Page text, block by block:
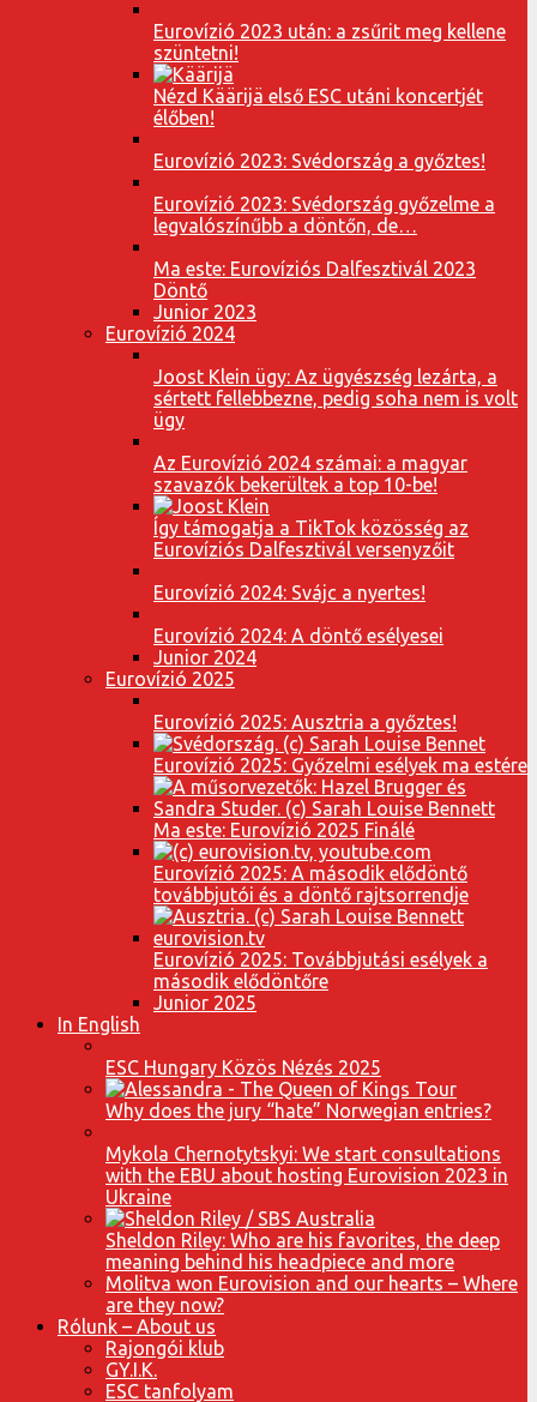
Eurovízió 2023 után: a zsűrit meg kellene
szüntetni!
Nézd Käärijä első ESC utáni koncertjét
élőben!
Eurovízió 2023: Svédország a győztes!
Eurovízió 2023: Svédország győzelme a
legvalószínűbb a döntőn, de…
Ma este: Eurovíziós Dalfesztivál 2023
Döntő
Junior 2023
Eurovízió 2024
Joost Klein ügy: Az ügyészség lezárta, a
sértett fellebbezne, pedig soha nem is volt
ügy
Az Eurovízió 2024 számai: a magyar
szavazók bekerültek a top 10-be!
Így támogatja a TikTok közösség az
Eurovíziós Dalfesztivál versenyzőit
Eurovízió 2024: Svájc a nyertes!
Eurovízió 2024: A döntő esélyesei
Junior 2024
Eurovízió 2025
Eurovízió 2025: Ausztria a győztes!
Eurovízió 2025: Győzelmi esélyek ma estére
Ma este: Eurovízió 2025 Finálé
Eurovízió 2025: A második elődöntő
továbbjutói és a döntő rajtsorrendje
Eurovízió 2025: Továbbjutási esélyek a
második elődöntőre
Junior 2025
In English
ESC Hungary Közös Nézés 2025
Why does the jury “hate” Norwegian entries?
Mykola Chernotytskyi: We start consultations
with the EBU about hosting Eurovision 2023 in
Ukraine
Sheldon Riley: Who are his favorites, the deep
meaning behind his headpiece and more
Molitva won Eurovision and our hearts – Where
are they now?
Rólunk – About us
Rajongói klub
GY.I.K.
ESC tanfolyam